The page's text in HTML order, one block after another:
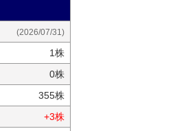
(2026/07/31)
1株
0株
355株
+3株